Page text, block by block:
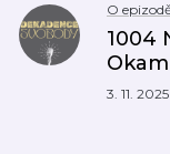
O
1004
3. 11. 2025